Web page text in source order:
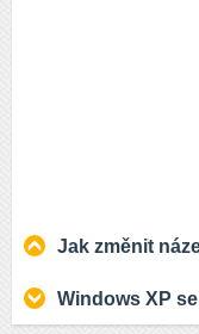
Jak změnit
Windows XP se